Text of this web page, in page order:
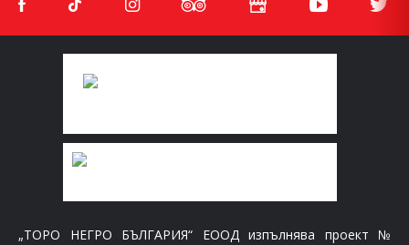
„ТОРО НЕГРО БЪЛГАРИЯ“ ЕООД изпълнява проект №